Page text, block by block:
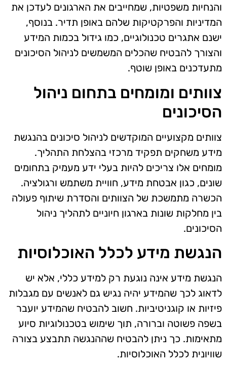
והנחיות משפטיות, שמחייבים את הארגונים לעדכן את
המדיניות והפרקטיקות שלהם באופן תדיר. בנוסף,
ישנם אתגרים טכנולוגיים, כמו גידול בכמות המידע
והצורך להבטיח שהכלים המשמשים לניהול הסיכונים
מתעדכנים באופן שוטף.
צוותים ומומחים בתחום ניהול
הסיכונים
צוותים מקצועיים המוקדשים לניהול סיכונים בהנגשת
מידע משחקים תפקיד מרכזי בהצלחת התהליך.
מומחים אלו צריכים להיות בעלי ידע מעמיק בתחומים
שונים, כגון אבטחת מידע, חוויית משתמש ורגולציה.
הכשרה מתמשכת של הצוותים והסדרת שיתוף פעולה
בין מחלקות שונות בארגון חיוניים לתהליך ניהול
הסיכונים.
הנגשת מידע לכלל האוכלוסיות
הנגשת מידע אינה נוגעת רק למידע כללי, אלא יש
לדאוג לכך שהמידע יהיה נגיש גם לאנשים עם מגבלות
פיזיות או קוגניטיביות. חשוב להבטיח שהמידע יועבר
בשפה פשוטה וברורה, תוך שימוש בטכנולוגיות סיוע
מתאימות. כך ניתן להבטיח שההנגשה תתבצע בצורה
שוויונית לכלל האוכלוסיות.